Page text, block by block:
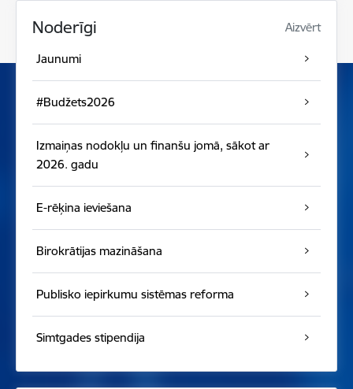
Noderīgi Aizvērt
Jaunumi
#Budžets2026
Izmaiņas nodokļu un finanšu jomā, sākot ar
2026. gadu
E-rēķina ieviešana
Birokrātijas mazināšana
Publisko iepirkumu sistēmas reforma
Simtgades stipendija